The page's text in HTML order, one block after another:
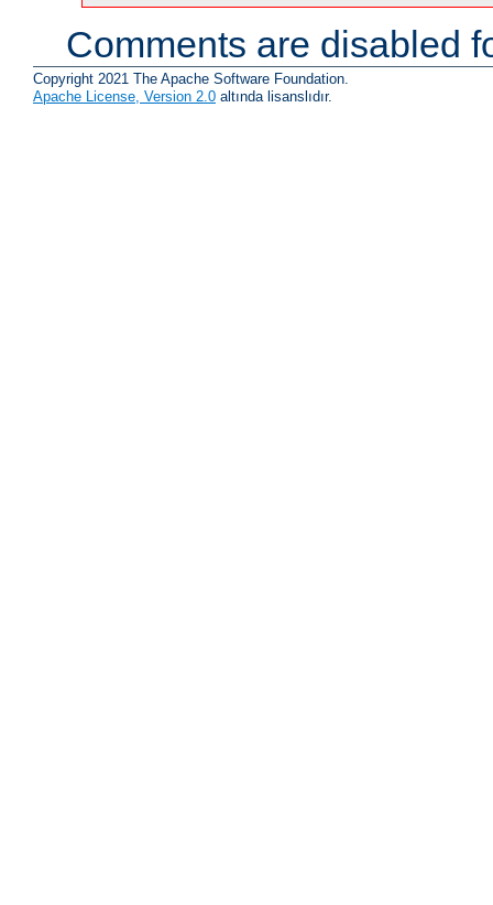
Comments are disabled
Copyright 2021 The Apache Software Foundation.
Apache License, Version 2.0 altında lisanslıdır.